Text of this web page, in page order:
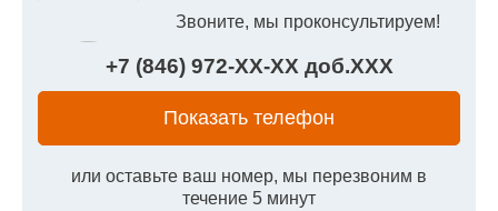
Звоните, мы проконсультируем!
+7 (846) 972-XX-XXдоб.XXX
Показать телефон
или оставьте ваш номер, мы перезвоним в
течение 5 минут